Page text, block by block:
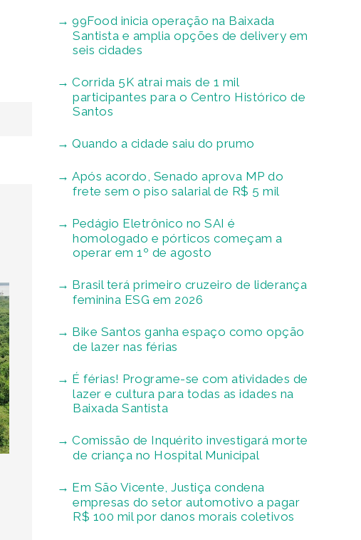
99Food inicia operação na Baixada
Santista e amplia opções de delivery em
seis cidades
Corrida 5K atrai mais de 1 mil
participantes para o Centro Histórico de
Santos
Quando a cidade saiu do prumo
Após acordo, Senado aprova MP do
frete sem o piso salarial de R$ 5 mil
Pedágio Eletrônico no SAI é
homologado e pórticos começam a
operar em 1º de agosto
Brasil terá primeiro cruzeiro de liderança
feminina ESG em 2026
Bike Santos ganha espaço como opção
de lazer nas férias
É férias! Programe-se com atividades de
lazer e cultura para todas as idades na
Baixada Santista
Comissão de Inquérito investigará morte
de criança no Hospital Municipal
Em São Vicente, Justiça condena
empresas do setor automotivo a pagar
R$ 100 mil por danos morais coletivos